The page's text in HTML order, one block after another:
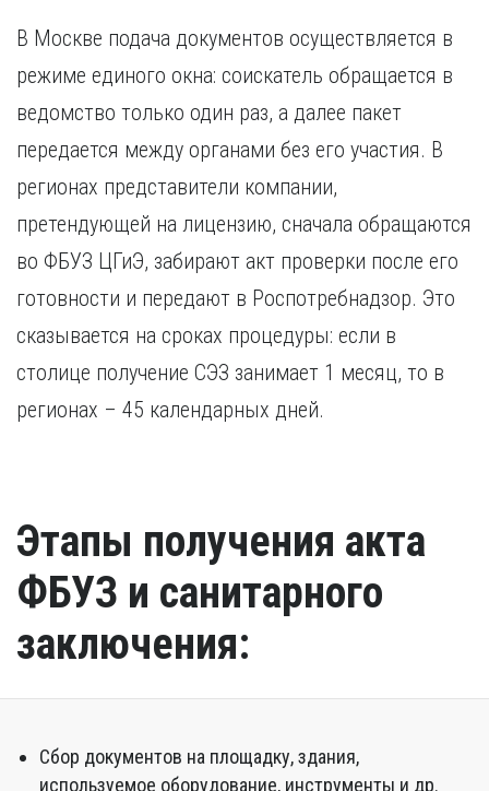
В Москве подача документов осуществляется в
режиме единого окна: соискатель обращается в
ведомство только один раз, а далее пакет
передается между органами без его участия. В
регионах представители компании,
претендующей на лицензию, сначала обращаются
во ФБУЗ ЦГиЭ, забирают акт проверки после его
готовности и передают в Роспотребнадзор. Это
сказывается на сроках процедуры: если в
столице получение СЭЗ занимает 1 месяц, то в
регионах – 45 календарных дней.
Этапы получения акта
ФБУЗ и санитарного
заключения:
Сбор документов на площадку, здания,
используемое оборудование, инструменты и др.